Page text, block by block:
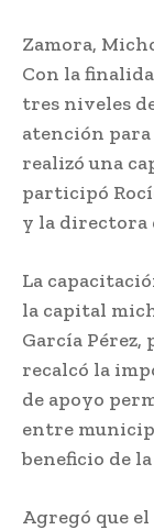
Zamora,
Con la
tres niveles
atención para
realizó una
participó
y la directora
La
la capital
García Pérez,
recalcó la
de apoyo
entre
beneficio de
Agregó que